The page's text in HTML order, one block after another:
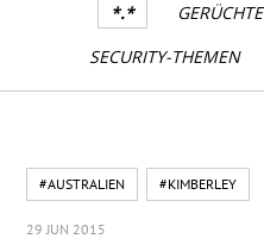
*.* GERÜCHTE
SECURITY-THEMEN
#AUSTRALIEN #KIMBERLEY
29 JUN 2015